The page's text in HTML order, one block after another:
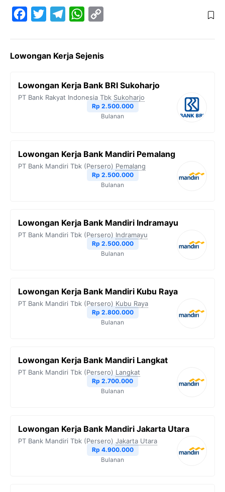
e
o
t
e
e
r
W
t
A
y
n
k
Lowongan Kerja Sejenis
Lowongan Kerja Bank BRI Sukoharjo
PT Bank Rakyat Indonesia Tbk Sukoharjo
Rp 2.500.000
Bulanan
Lowongan Kerja Bank Mandiri Pemalang
PT Bank Mandiri Tbk (Persero) Pemalang
Rp 2.500.000
Bulanan
Lowongan Kerja Bank Mandiri Indramayu
PT Bank Mandiri Tbk (Persero) Indramayu
Rp 2.500.000
Bulanan
Lowongan Kerja Bank Mandiri Kubu Raya
PT Bank Mandiri Tbk (Persero) Kubu Raya
Rp 2.800.000
Bulanan
Lowongan Kerja Bank Mandiri Langkat
PT Bank Mandiri Tbk (Persero) Langkat
Rp 2.700.000
Bulanan
Lowongan Kerja Bank Mandiri Jakarta Utara
PT Bank Mandiri Tbk (Persero) Jakarta Utara
Rp 4.900.000
Bulanan